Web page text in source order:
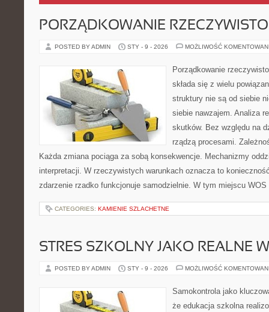
PORZĄDKOWANIE
POSTED BY ADMIN STY - 9 - 2026 MOŻLIWOŚĆ
Porządkowanie
składa się z wielu
struktury nie są od siebie
siebie nawzajem. Analiza
skutków. Bez względu na
rządzą procesami.
Każda zmiana pociąga za sobą konsekwencje. Mechanizmy
interpretacji. W rzeczywistych warunkach oznacza to
zdarzenie rzadko funkcjonuje samodzielnie. W tym miejscu
CATEGORIES: KAMIENIE SZLACHETNE
STRES SZKOLNY JAKO REALNE
POSTED BY ADMIN STY - 9 - 2026 MOŻLIWOŚĆ
Samokontrola jako
że edukacja szkolna